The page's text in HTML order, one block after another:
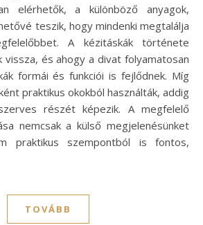
elérhetők, a különböző anyagok,
teszik, hogy mindenki megtalálja
A kézitáskák története
vissza, és ahogy a divat folyamatosan
formái és funkciói is fejlődnek. Míg
praktikus okokból használták, addig
részét képezik. A megfelelő
nemcsak a külső megjelenésünket
praktikus szempontból is fontos,
TOVÁBB